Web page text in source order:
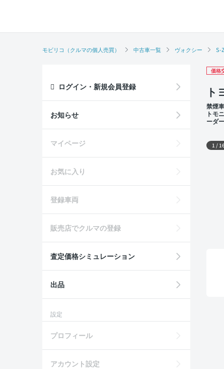
モビリコ（クルマの個人売買） 中古車一覧 ヴォクシー S-Z
価格
ト
禁煙
トモ
ーダ
外
1 /
ログイン・新規会員登録
お知らせ
マイページ
お気に入り
登録車両
販売店でクルマの登録
査定価格シミュレーション
出品
設定
プロフィール
アカウント設定